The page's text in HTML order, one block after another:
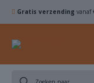
Gratis verzending vanaf